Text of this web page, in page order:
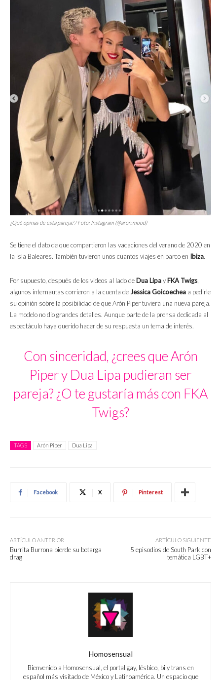
¿Qué opinas de esta pareja? / Foto: Instagram (@aron.mood)
Se tiene el dato de que compartieron las vacaciones del verano de 2020 en
la Isla Baleares. También tuvieron unos cuantos viajes en barco en Ibiza.
Por supuesto, después de los videos al lado de Dua Lipay FKA Twigs,
algunos internautas corrieron a la cuenta deJessica Goicoechea a pedirle
su opinión sobre la posibilidad de que Arón Piper tuviera una nueva pareja.
La modelo no dio grandes detalles. Aunque parte de la prensa dedicada al
espectáculo haya querido hacer de su respuesta un tema de interés.
Con sinceridad, ¿crees que Arón
Piper y Dua Lipa pudieran ser
pareja? ¿O te gustaría más con FKA
Twigs?
TAGS Arón Piper Dua Lipa
Facebook X Pinterest
ARTÍCULO ANTERIOR
Burrita Burrona pierde su botarga
drag
ARTÍCULO SIGUIENTE
5 episodios de South Park con
temática LGBT+
Homosensual
Bienvenido a Homosensual, el portal gay, lésbico, bi y trans en
español más visitado de México y Latinoamérica. Un espacio que